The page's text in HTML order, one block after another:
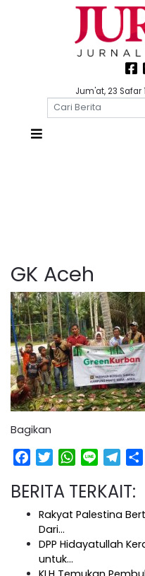
Jum'at, 23 Safar
GK Aceh
Bagikan
Facebook
TwitterWhatsApp
Line
BERITA TERKAIT:
Rakyat Palestina
Dari…
DPP Hidayatullah
untuk…